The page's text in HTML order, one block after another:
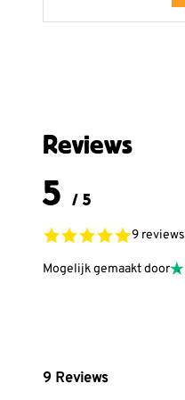
Reviews
5 / 5
9 reviews
Mogelijk gemaakt door
9 Reviews